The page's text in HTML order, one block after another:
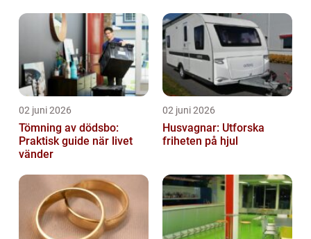
02 juni 2026
Tömning av dödsbo:
Praktisk guide när livet
vänder
02 juni 2026
Husvagnar: Utforska
friheten på hjul